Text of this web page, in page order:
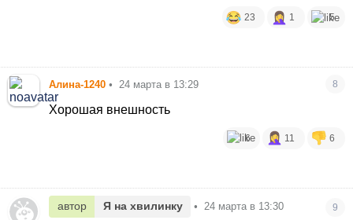
23 1 5
Алина-1240 • 24 марта в 13:29 8
Хорошая внешность
6 11 6
автор Я на хвилинку • 24 марта в 13:30 9